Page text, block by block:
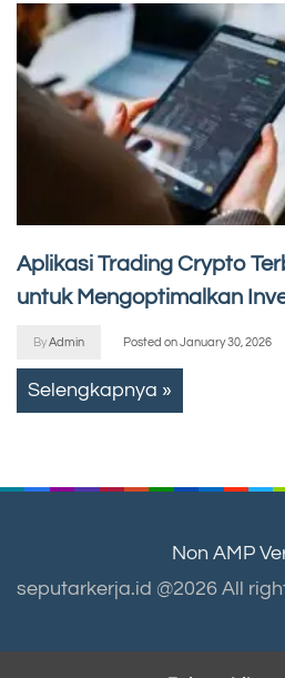
Aplikasi Trading Crypto
untuk Mengoptimalkan
ByAdmin Posted onJanuary 30, 2026
Selengkapnya »
Non AMP
seputarkerja.id @2026 All